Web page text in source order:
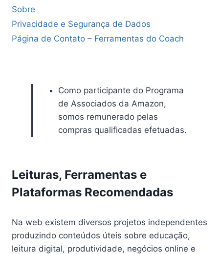
Sobre
Privacidade e Segurança de Dados
Página de Contato – Ferramentas do Coach
Como participante do Programa
de Associados da Amazon,
somos remunerado pelas
compras qualificadas efetuadas.
Leituras, Ferramentas e
Plataformas Recomendadas
Na web existem diversos projetos independentes
produzindo conteúdos úteis sobre educação,
leitura digital, produtividade, negócios online e